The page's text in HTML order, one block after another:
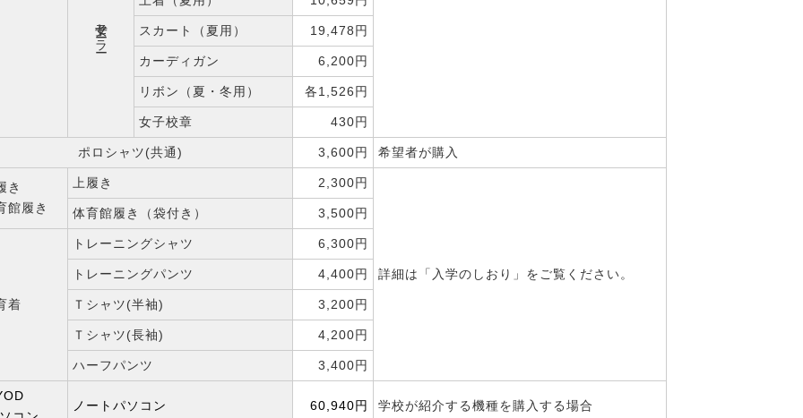
女子セーラー スカート（夏用） 19,478円
カーディガン 6,200円
リボン（夏・冬用） 各1,526円
女子校章 430円
ポロシャツ(共通) 3,600円 希望者が購入
き
館履き
上履き 2,300円
詳細は「入学のしおり」をご覧ください。
体育館履き（袋付き） 3,500円
着
トレーニングシャツ 6,300円
トレーニングパンツ 4,400円
Ｔシャツ(半袖) 3,200円
Ｔシャツ(長袖) 4,200円
ハーフパンツ 3,400円
ノートパソコン 60,940円 学校が紹介する機種を購入する場合